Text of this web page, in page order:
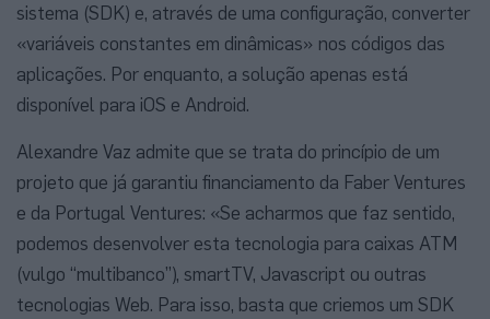
sistema (SDK) e, através de uma configuração, converter
«variáveis constantes em dinâmicas» nos códigos das
aplicações. Por enquanto, a solução apenas está
disponível para iOS e Android.
Alexandre Vaz admite que se trata do princípio de um
projeto que já garantiu financiamento da Faber Ventures
e da Portugal Ventures: «Se acharmos que faz sentido,
podemos desenvolver esta tecnologia para caixas ATM
(vulgo “multibanco”), smartTV, Javascript ou outras
tecnologias Web. Para isso, basta que criemos um SDK